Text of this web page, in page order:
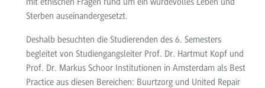
Sterben auseinandergesetzt.
Deshalb besuchten die Studierenden des 6. Semesters
begleitet von Studiengangsleiter Prof. Dr. Hartmut Kopf und
Prof. Dr. Markus Schoor Institutionen in Amsterdam als Best
Practice aus diesen Bereichen: Buurtzorg und United Repair